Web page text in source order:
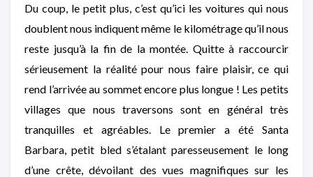
Du coup, le petit plus, c’est qu’ici les voitures qui nous
doublent nous indiquent même le kilométrage qu’il nous
reste jusqu’à la fin de la montée. Quitte à raccourcir
sérieusement la réalité pour nous faire plaisir, ce qui
rend l’arrivée au sommet encore plus longue ! Les petits
villages que nous traversons sont en général très
tranquilles et agréables. Le premier a été Santa
Barbara, petit bled s’étalant paresseusement le long
d’une crête, dévoilant des vues magnifiques sur les